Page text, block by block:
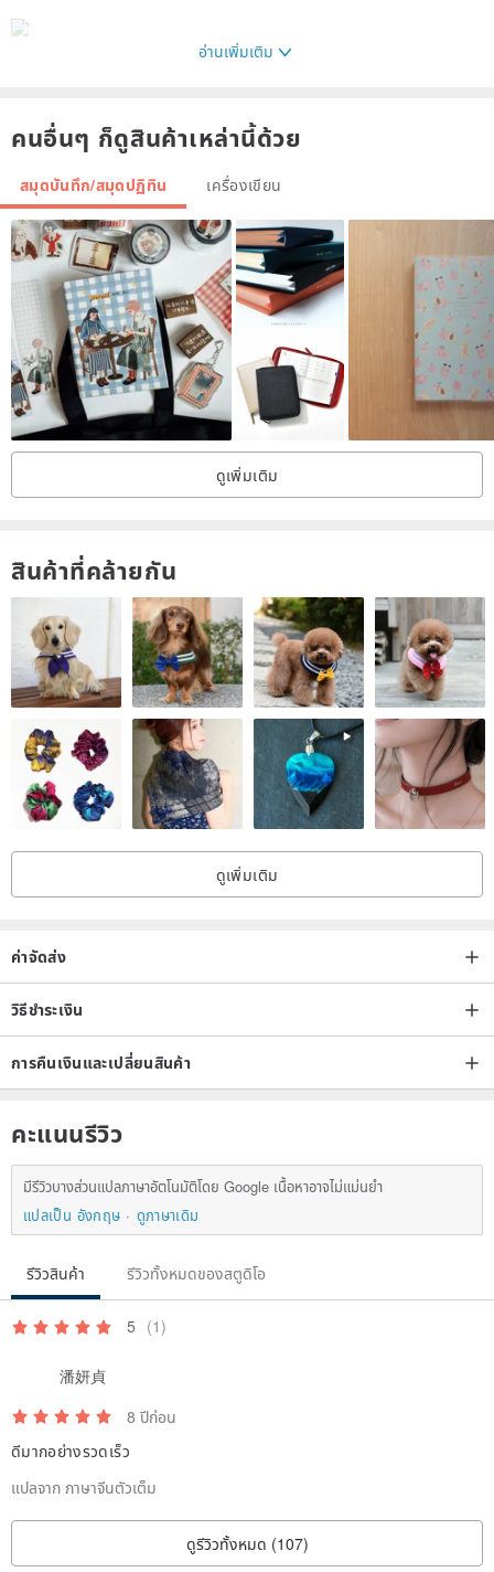
อ่านเพิ่มเติม
คนอื่นๆ ก็ดูสินค้าเหล่านี้ด้วย
สมุดบันทึก/สมุดปฏิทิน เครื่องเขียน
ดูเพิ่มเติม
สินค้าที่คล้ายกัน
ดูเพิ่มเติม
ค่าจัดส่ง
วิธีชำระเงิน
การคืนเงินและเปลี่ยนสินค้า
คะแนนรีวิว
มีรีวิวบางส่วนแปลภาษาอัตโนมัติโดย Google เนื้อหาอาจไม่แม่นยำ
แปลเป็น อังกฤษ
ดูภาษาเดิม
รีวิวสินค้า รีวิวทั้งหมดของสตูดิโอ
5 (1)
潘妍貞
8 ปีก่อน
ดีมากอย่างรวดเร็ว
แปลจาก ภาษาจีนตัวเต็ม
ดูรีวิวทั้งหมด (107)